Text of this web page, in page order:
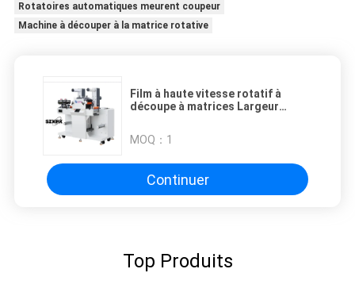
Rotatoires automatiques meurent coupeur
Machine à découper à la matrice rotative
Film à haute vitesse rotatif à
découpe à matrices Largeur
MOQ： 1
Continuer
Top Produits